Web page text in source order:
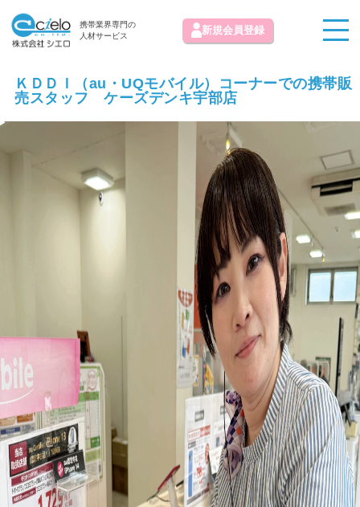
携帯業界専門の
人材サービス
新規会員登録
ＫＤＤＩ（au・UQモバイル）コーナーでの携帯販
売スタッフ ケーズデンキ宇部店
お知らせ
求人情報掲載お問い合わせ
よくある質問
運営会社免責事項
© 株式会社シエロ All Rights Reserved.